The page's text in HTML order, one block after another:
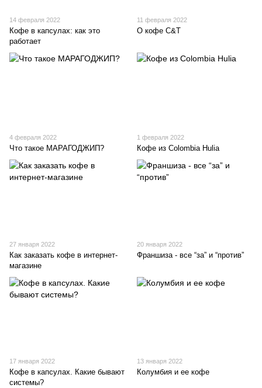
14 февраля 2022
Кофе в капсулах: как это
работает
11 февраля 2022
О кофе С&Т
4 февраля 2022
Что такое МАРАГОДЖИП?
1 февраля 2022
Кофе из Colombia Hulia
27 января 2022
Как заказать кофе в интернет-
магазине
20 января 2022
Франшиза - все “за” и “против”
17 января 2022
Кофе в капсулах. Какие бывают
системы?
13 января 2022
Колумбия и ее кофе